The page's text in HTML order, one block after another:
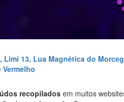
Limi 13, Lua Magnética do
recopilados em muitos